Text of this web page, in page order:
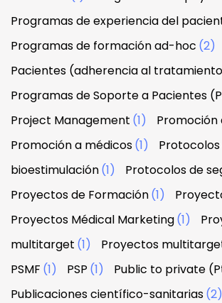
Programas de experiencia del
Programas de formación ad-hoc (2)
Pacientes (adherencia al
Programas de Soporte a Pacientes
Project Management (1)
Promoción a médicos(1)
bioestimulación(1) Protocolos de
Proyectos de Formación(1)
Proyectos Médical Marketing(1)
multitarget (1) Proyectos
PSMF (1) PSP (1) Public to private
Publicaciones científico-sanitarias(2)